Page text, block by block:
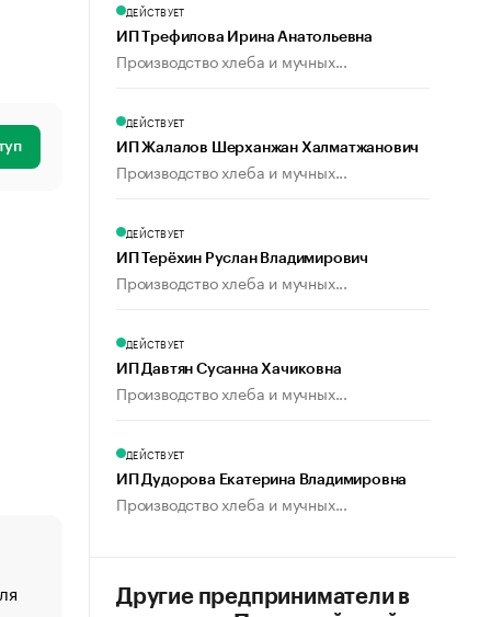
«От спорта тело стареет иначе». Как живет глава
ДЕЙСТВУЕТ
ИП Трефилова Ирина Анатольевна
Производство хлеба и мучных...
ДЕЙСТВУЕТ
ИП Жалалов Шерханжан Халматжанович
Производство хлеба и мучных...
ДЕЙСТВУЕТ
ИП Терёхин Руслан Владимирович
Производство хлеба и мучных...
ДЕЙСТВУЕТ
ИП Давтян Сусанна Хачиковна
Производство хлеба и мучных...
ДЕЙСТВУЕТ
ИП Дудорова Екатерина Владимировна
Производство хлеба и мучных...
Другие предприниматели в